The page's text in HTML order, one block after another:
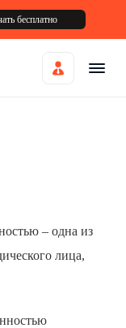
бесплатно
– одна из
лица,